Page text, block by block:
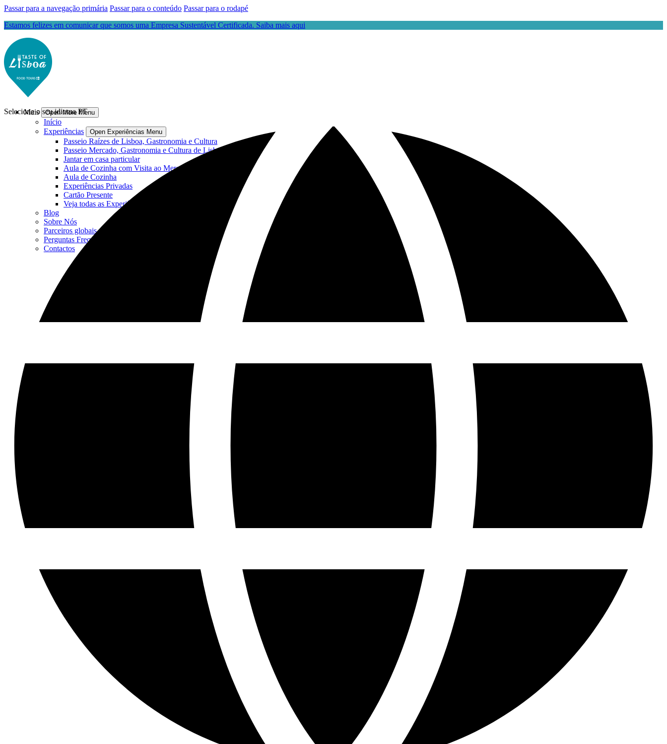
Passar para a navegação primária Passar para o conteúdo Passar para o rodapé
Estamos felizes em comunicar que somos uma Empresa Sustentável Certificada. Saiba mais aqui
Mais Open More Menu
Início
Experiências
Open Experiências Menu
Passeio Raízes de Lisboa, Gastronomia e Cultura
Passeio Mercado, Gastronomia e Cultura de Lisboa
Jantar em casa particular
Aula de Cozinha com Visita ao Mercado
Aula de Cozinha
Experiências Privadas
Cartão Presente
Veja todas as Experiências
Blog
Sobre Nós
Parceiros globais
Perguntas Frequentes
Contactos
Selecione o seu idioma PT